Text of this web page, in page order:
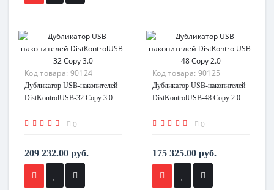
Код товара: 90124
Дубликатор USB-накопителей
DistKontrolUSB-32 Copy 3.0
0
209 232.00 руб.
Код товара: 90125
Дубликатор USB-накопителей
DistKontrolUSB-48 Copy 2.0
0
175 325.00 руб.